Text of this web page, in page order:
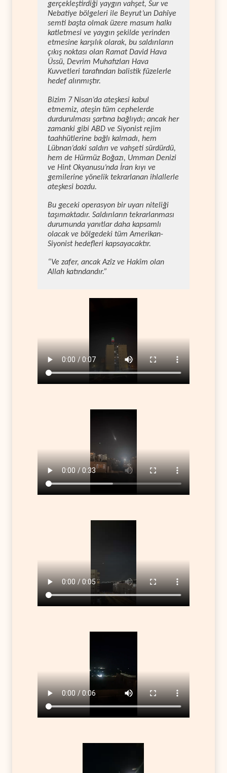
gerçekleştirdiği yaygın vahşet, Sur ve
Nebatiye bölgeleri ile Beyrut’un Dahîye
semti başta olmak üzere masum halkı
katletmesi ve yaygın şekilde yerinden
etmesine karşılık olarak, bu saldırıların
çıkış noktası olan Ramat David Hava
Üssü, Devrim Muhafızları Hava
Kuvvetleri tarafından balistik füzelerle
hedef alınmıştır.
Bizim 7 Nisan’da ateşkesi kabul
etmemiz, ateşin tüm cephelerde
durdurulması şartına bağlıydı; ancak her
zamanki gibi ABD ve Siyonist rejim
taahhütlerine bağlı kalmadı, hem
Lübnan’daki saldırı ve vahşeti sürdürdü,
hem de Hürmüz Boğazı, Umman Denizi
ve Hint Okyanusu’nda İran kıyı ve
gemilerine yönelik tekrarlanan ihlallerle
ateşkesi bozdu.
Bu geceki operasyon bir uyarı niteliği
taşımaktadır. Saldırıların tekrarlanması
durumunda yanıtlar daha kapsamlı
olacak ve bölgedeki tüm Amerikan-
Siyonist hedefleri kapsayacaktır.
“Ve zafer, ancak Azîz ve Hakîm olan
Allah katındandır.”